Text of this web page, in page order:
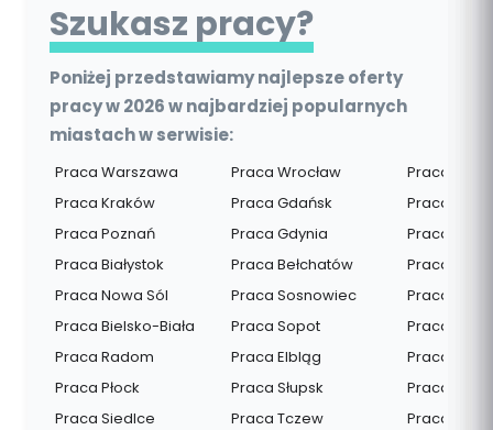
Szukasz pracy?
Poniżej przedstawiamy najlepsze oferty
pracy w 2026 w najbardziej popularnych
miastach w serwisie:
Praca Warszawa
Praca Kraków
Praca Poznań
Praca Białystok
Praca Nowa Sól
Praca Bielsko-Biała
Praca Radom
Praca Płock
Praca Siedlce
Praca Wrocław
Praca Gdańsk
Praca Gdynia
Praca Bełchatów
Praca Sosnowiec
Praca Sopot
Praca Elbląg
Praca Słupsk
Praca Tczew
Praca
Praca
Praca
Praca
Praca
Praca
Praca
Praca
Praca